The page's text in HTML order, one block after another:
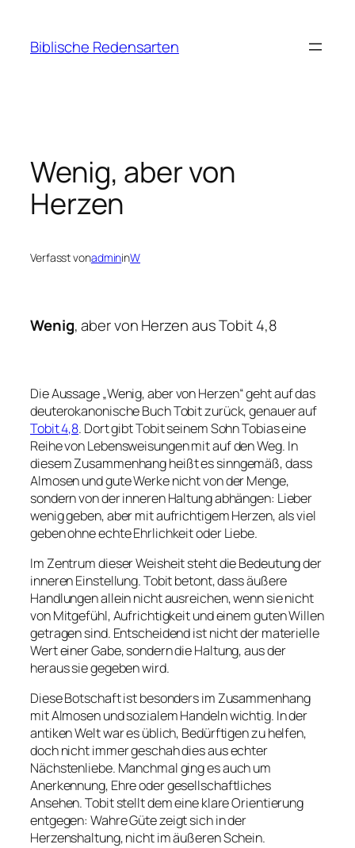
springen
Biblische Redensarten
Wenig, aber von
Herzen
Verfasst vonadmininW
Wenig, aber von Herzenaus Tobit 4,8
Die Aussage „Wenig, aber von Herzen“ geht auf das
deuterokanonische Buch Tobit zurück, genauer auf
Tobit 4,8. Dort gibt Tobit seinem Sohn Tobias eine
Reihe von Lebensweisungen mit auf den Weg. In
diesem Zusammenhang heißt es sinngemäß, dass
Almosen und gute Werke nicht von der Menge,
sondern von der inneren Haltung abhängen: Lieber
wenig geben, aber mit aufrichtigem Herzen, als viel
geben ohne echte Ehrlichkeit oder Liebe.
Im Zentrum dieser Weisheit steht die Bedeutung der
inneren Einstellung. Tobit betont, dass äußere
Handlungen allein nicht ausreichen, wenn sie nicht
von Mitgefühl, Aufrichtigkeit und einem guten Willen
getragen sind. Entscheidend ist nicht der materielle
Wert einer Gabe, sondern die Haltung, aus der
heraus sie gegeben wird.
Diese Botschaft ist besonders im Zusammenhang
mit Almosen und sozialem Handeln wichtig. In der
antiken Welt war es üblich, Bedürftigen zu helfen,
doch nicht immer geschah dies aus echter
Nächstenliebe. Manchmal ging es auch um
Anerkennung, Ehre oder gesellschaftliches
Ansehen. Tobit stellt dem eine klare Orientierung
entgegen: Wahre Güte zeigt sich in der
Herzenshaltung, nicht im äußeren Schein.